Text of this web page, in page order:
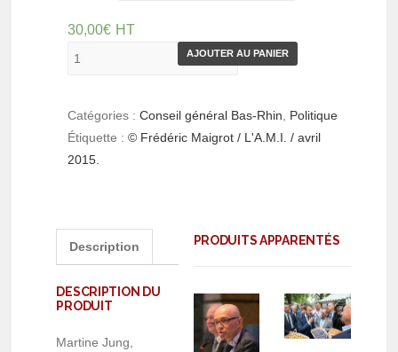
30,00€ HT
AJOUTER AU PANIER
Catégories :Conseil général Bas-Rhin
Politique
Étiquette :© Frédéric Maigrot / L'A.M.I. / avril
2015.
Description
DESCRIPTION DU
PRODUIT
Martine Jung,
PRODUITS APPARENTÉS